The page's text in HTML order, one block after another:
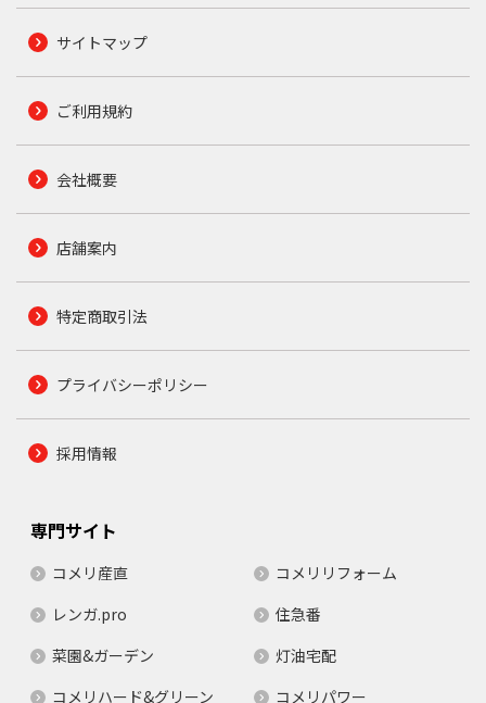
サイトマップ
ご利用規約
会社概要
店舗案内
特定商取引法
プライバシーポリシー
採用情報
専門サイト
コメリ産直
コメリリフォーム
レンガ.pro
住急番
菜園&ガーデン
灯油宅配
コメリハード&グリーン
コメリパワー